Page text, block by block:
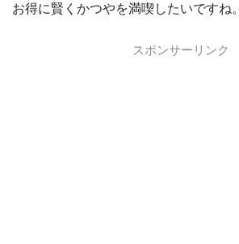
お得に賢くかつやを満喫したいですね。
スポンサーリンク